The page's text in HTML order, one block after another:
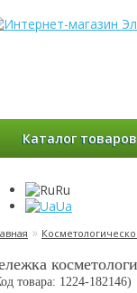
Каталог товаров
Ru
Ua
»
товара: 1224-182146)